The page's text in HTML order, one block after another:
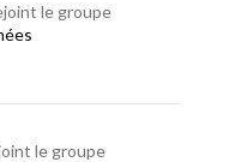
le groupe
le groupe